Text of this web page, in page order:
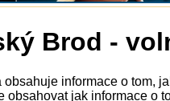
Brod -
obsahuje informace o tom,
obsahovat jak informace o